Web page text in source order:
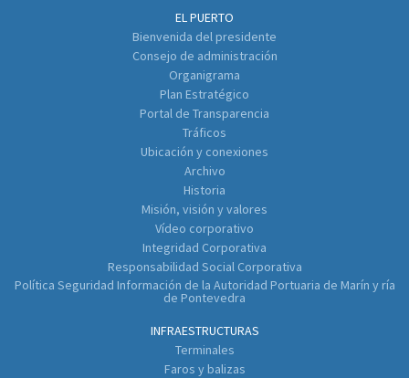
EL PUERTO
Bienvenida del presidente
Consejo de administración
Organigrama
Plan Estratégico
Portal de Transparencia
Tráficos
Ubicación y conexiones
Archivo
Historia
Misión, visión y valores
Vídeo corporativo
Integridad Corporativa
Responsabilidad Social Corporativa
Política Seguridad Información de la Autoridad Portuaria de Marín y ría
de Pontevedra
INFRAESTRUCTURAS
Terminales
Faros y balizas